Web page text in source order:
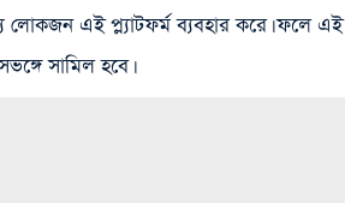
এই প্ল্যাটফর্ম ব্যবহার করে। ফলে এই
সামিল হবে।